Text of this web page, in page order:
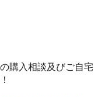
購入相談及びご自宅